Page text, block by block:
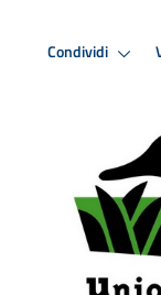
Condividi